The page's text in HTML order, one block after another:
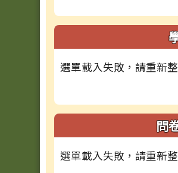
選單載入失敗，請重新
問
選單載入失敗，請重新